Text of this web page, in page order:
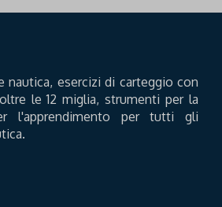
nautica, esercizi di carteggio con
le 12 miglia, strumenti per la
l'apprendimento per tutti gli